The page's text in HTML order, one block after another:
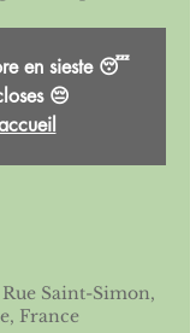
en sieste 😴
😔
Saint-Simon,
France